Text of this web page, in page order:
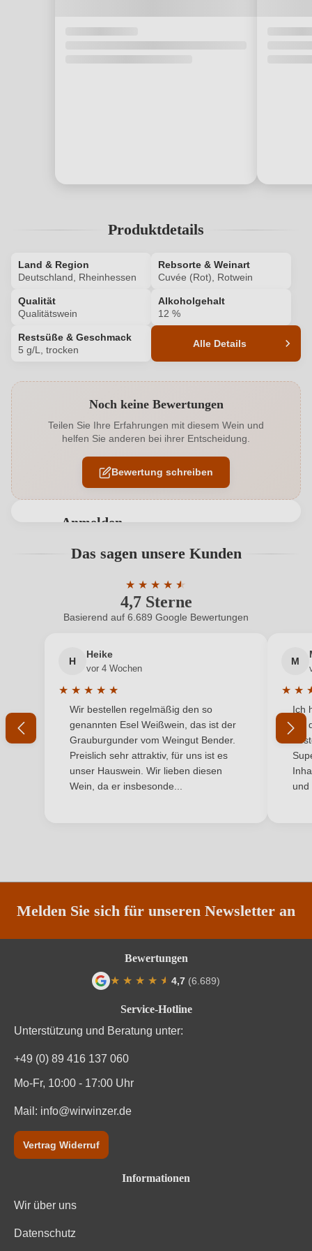
Produktdetails
Land & Region
Deutschland, Rheinhessen
Rebsorte & Weinart
Cuvée (Rot), Rotwein
Qualität
Qualitätswein
Alkoholgehalt
12 %
Restsüße & Geschmack
5 g/L, trocken
Alle Details
Alkoholgehalt in % 12 %
Allergene Enthält Sulfite
Ausbau Großes Holzfass
Bio-Kontrollstelle Shop
Hess
adresse
Mörstadt, Deutschland
Inhalt 0,75 L
2024
Rebsorte Cuvée (Rot)
Region Rheinhessen
Traubenfarbe
Vegan
Nährwertangaben
Durchschnittliche nährwertangaben
Brennwert
Kohlenhydrate
Noch keine Bewertungen
Teilen Sie Ihre Erfahrungen mit diesem Wein und
helfen Sie anderen bei ihrer Entscheidung.
Bewertung schreiben
Anmelden
Benutzern abgegeben werden. Bitte loggen Sie sich
Neuer Kunde? Neuer Kunde?
Ihre E-Mail-Adresse
Ihr Passwort
Ich habe mein Passwort vergessen
Das sagen unsere Kunden
4,7 Sterne
★ ★ ★ ★ ★
★
Durchschnittliche Bewertung von 4.7
Basierend auf 6.689 Google Bewertungen
H
Heike
vor 4 Wochen
★ ★ ★ ★ ★
Durchschnittliche Bewertung von 5 von 5 Sternen
Wir bestellen regelmäßig den so
genannten Esel Weißwein, das ist der
Grauburgunder vom Weingut Bender.
Preislich sehr attraktiv, für uns ist es
unser Hauswein. Wir lieben diesen
Wein, da er insbesonde...
M
★ ★
Ich
mit
und
Melden Sie sich für unseren Newsletter an
Service-Hotline
Unterstützung und Beratung unter:
+49 (0) 89 416 137 060
Mo-Fr, 10:00 - 17:00 Uhr
Mail: info@wirwinzer.de
Vertrag Widerruf
Informationen
Wir über uns
Datenschutz
Bewertungen
★ ★ ★ ★ ★
★ 4,7 (6.689)